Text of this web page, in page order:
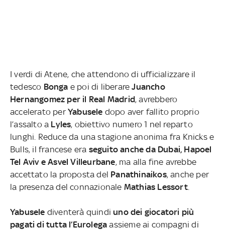
I verdi di Atene, che attendono di ufficializzare il
tedesco Bonga e poi di liberareJuancho
Hernangomez per il Real Madrid, avrebbero
accelerato per Yabusele dopo aver fallito proprio
l’assalto a Lyles, obiettivo numero 1 nel reparto
lunghi. Reduce da una stagione anonima fra Knicks e
Bulls, il francese era seguito anche da Dubai, Hapoel
Tel Aviv e Asvel Villeurbane, ma alla fine avrebbe
accettato la proposta del Panathinaikos, anche per
la presenza del connazionale Mathias Lessort.
Yabusele diventerà quindiuno dei giocatori più
pagati di tutta l’Eurolega assieme ai compagni di